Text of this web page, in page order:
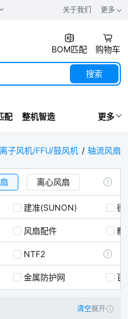
关于我们 更多
BOM匹配 购物车
搜索
配 整机智造 更多
子风机/FFU/鼓风机 轴流风扇
离心风扇
建准(SUNON) 德
风扇配件 散
NTF2
金属防护网 百
清空展开